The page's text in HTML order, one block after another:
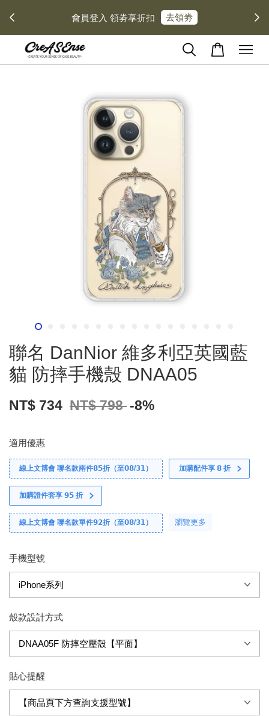
會員登入 領劵享折扣 去領劵
聯名 DanNior 維多利亞英國藍
貓 防摔手機殼 DNAA05
NT$ 734 NT$ 798 -8%
適用優惠
線上文博會 聯名款兩件𝟴𝟱折（至𝟬𝟴/𝟯𝟭） 加購配件享 𝟴 折
加購證件套享 𝟵𝟱 折
線上文博會 聯名款單件𝟵𝟮折（至𝟬𝟴/𝟯𝟭） 瀏覽更多
手機型號
殼款設計方式
貼心提醒